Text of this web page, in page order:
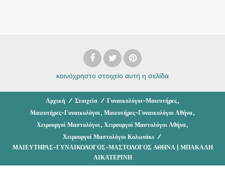
κοινόχρηστο στοιχείο αυτή η σελίδα
Αρχική / Στοιχεία / Γυναικολόγοι-Μαιευτήρες,
Μαιευτήρες-Γυναικολόγοι , Μαιευτήρες-Γυναικολόγοι Αθήνα,
Χειρουργοί Μαστολόγοι , Χειρουργοί Μαστολόγοι Αθήνα,
Χειρουργοί Μαστολόγοι Κολωνάκι /
ΜΑΙΕΥΤΗΡΑΣ-ΓΥΝΑΙΚΟΛΟΓΟΣ-ΜΑΣΤΟΛΟΓΟΣ ΑΘΗΝΑ | ΜΠΑΚΑΛΗ
ΑΙΚΑΤΕΡΙΝΗ